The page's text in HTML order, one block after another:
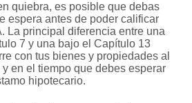
quiebra, es posible que debas
espera antes de poder calificar
La principal diferencia entre una
7 y una bajo el Capítulo 13
con tus bienes y propiedades al
en el tiempo que debes esperar
hipotecario.